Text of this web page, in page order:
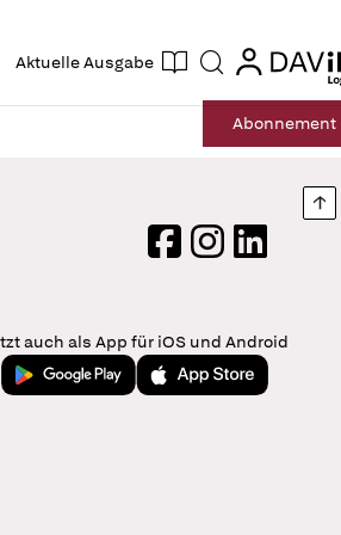
Aktuelle Ausgabe Suche login
login
Abonnement
FacebookInstagram
LinkedIn
auch als App für iOS und Android
Jetzt bei Google PlayLaden im App Store